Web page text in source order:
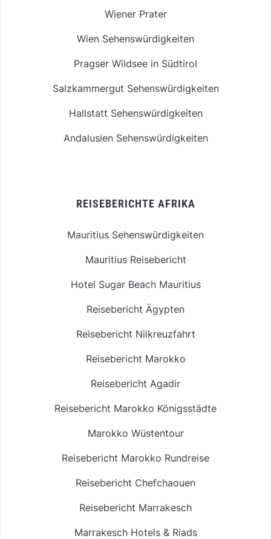
Wiener Prater
Wien Sehenswürdigkeiten
Pragser Wildsee in Südtirol
Salzkammergut Sehenswürdigkeiten
Hallstatt Sehenswürdigkeiten
Andalusien Sehenswürdigkeiten
REISEBERICHTE AFRIKA
Mauritius Sehenswürdigkeiten
Mauritius Reisebericht
Hotel Sugar Beach Mauritius
Reisebericht Ägypten
Reisebericht Nilkreuzfahrt
Reisebericht Marokko
Reisebericht Agadir
Reisebericht Marokko Königsstädte
Marokko Wüstentour
Reisebericht Marokko Rundreise
Reisebericht Chefchaouen
Reisebericht Marrakesch
Marrakesch Hotels & Riads